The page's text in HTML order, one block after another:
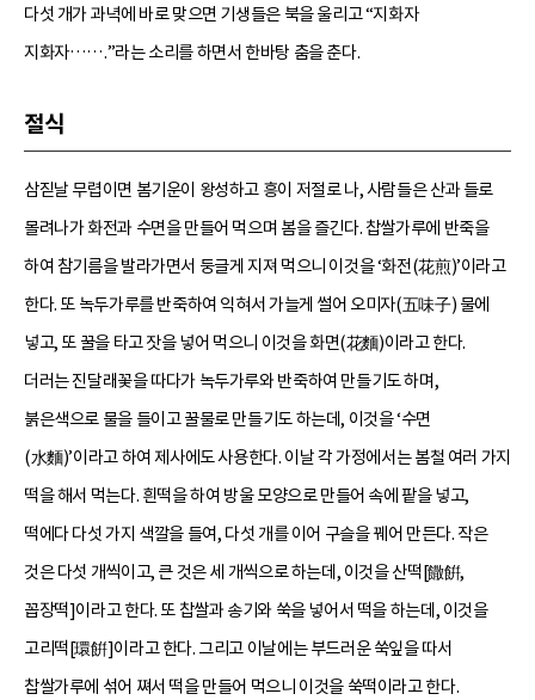
다섯 개가 과녁에 바로 맞으면 기생들은 북을 울리고 “지화자
지화자…….”라는 소리를 하면서 한바탕 춤을 춘다.
절식
삼짇날 무렵이면 봄기운이 왕성하고 흥이 저절로 나, 사람들은 산과 들로
몰려나가 화전과 수면을 만들어 먹으며 봄을 즐긴다. 찹쌀가루에 반죽을
하여 참기름을 발라가면서 둥글게 지져 먹으니 이것을 ‘화전(花煎)’이라고
한다. 또 녹두가루를 반죽하여 익혀서 가늘게 썰어 오미자(五味子) 물에
넣고, 또 꿀을 타고 잣을 넣어 먹으니 이것을 화면(花麵)이라고 한다.
더러는 진달래꽃을 따다가 녹두가루와 반죽하여 만들기도 하며,
붉은색으로 물을 들이고 꿀물로 만들기도 하는데, 이것을 ‘수면
(水麵)’이라고 하여 제사에도 사용한다. 이날 각 가정에서는 봄철 여러 가지
떡을 해서 먹는다. 흰떡을 하여 방울 모양으로 만들어 속에 팥을 넣고,
떡에다 다섯 가지 색깔을 들여, 다섯 개를 이어 구슬을 꿰어 만든다. 작은
것은 다섯 개씩이고, 큰 것은 세 개씩으로 하는데, 이것을 산떡[饊餠,
꼽장떡]이라고 한다. 또 찹쌀과 송기와 쑥을 넣어서 떡을 하는데, 이것을
고리떡[環餠]이라고 한다. 그리고 이날에는 부드러운 쑥잎을 따서
찹쌀가루에 섞어 쪄서 떡을 만들어 먹으니 이것을 쑥떡이라고 한다.